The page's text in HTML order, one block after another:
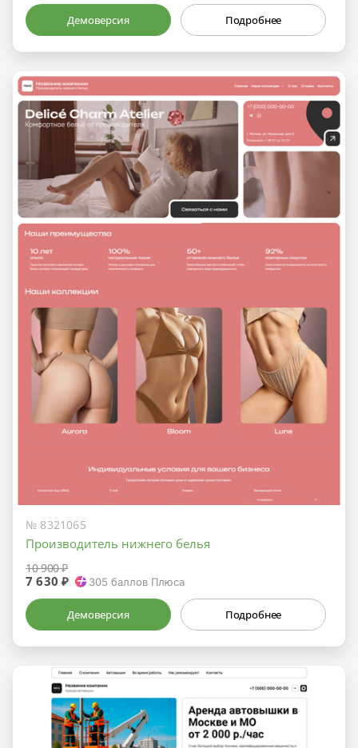
Демоверсия Подробнее
№ 8321065
Производитель нижнего белья
10 900 ₽
7 630 ₽ 305 баллов Плюса
Демоверсия Подробнее